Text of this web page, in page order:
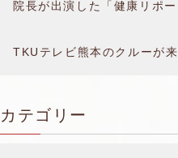
TKUテレビ熊本のクルーが来
カテゴリー